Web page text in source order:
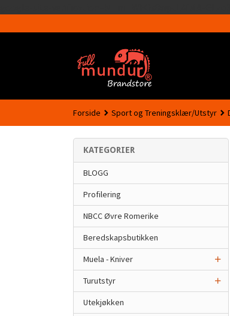
Forside Sport og Treningsklær/Utstyr
KATEGORIER
BLOGG
Profilering
NBCC Øvre Romerike
Beredskapsbutikken
Muela - Kniver
Turutstyr
Utekjøkken